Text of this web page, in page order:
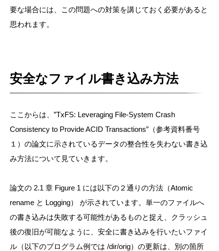
要な場合には、この問題への対策を講じておく必要があると
思われます。
安全なファイル書き込み方法
ここからは、”TxFS: Leveraging File-System Crash
Consistency to Provide ACID Transactions”（参考資料番号
１）の論文に示されているデータの整合性を失わない書き込
み方法について見ていきます。
論文の 2.1 章 Figure 1 には以下の２通りの方法（Atomic
rename と Logging） が示されています。単一のファイルへ
の書き込みは失敗する可能性があるものと捉え、クラッシュ
後の復旧が可能なように、安全に書き込みを行いたいファイ
ル（以下のプログラム例では /dir/orig）の更新は、別の箇所